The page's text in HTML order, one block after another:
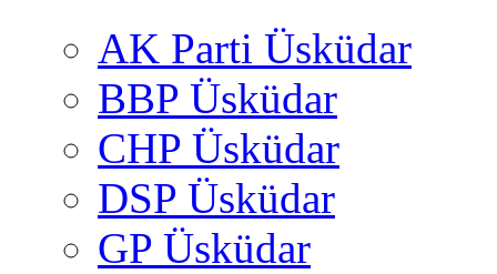
AK Parti Üsküdar
BBP Üsküdar
CHP Üsküdar
DSP Üsküdar
GP Üsküdar